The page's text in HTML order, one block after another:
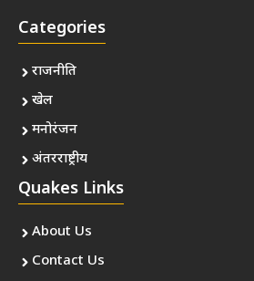
Categories
राजनीति
खेल
मनोरंजन
अंतरराष्ट्रीय
Quakes Links
About Us
Contact Us